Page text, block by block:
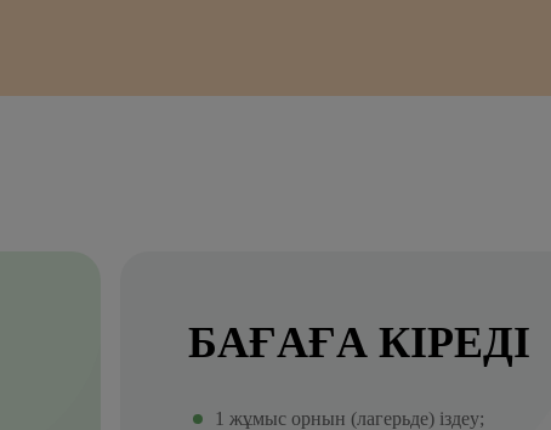
БАҒАҒА КІРЕДІ
1 жұмыс орнын (лагерьде) іздеу;